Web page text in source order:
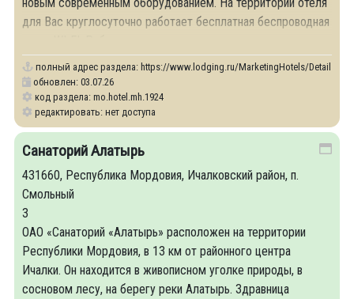
для Вас круглосуточно работает бесплатная беспроводная
полный адрес раздела: https://www.lodging.ru/MarketingHotels/Details/
обновлен: 03.07.26
код раздела: mo.hotel.mh.1924
редактировать: нет доступа
Санаторий Алатырь
431660, Республика Мордовия, Ичалковский район, п.
Смольный
3
ОАО «Санаторий «Алатырь» расположен на территории
Республики Мордовия, в 13 км от районного центра
Ичалки. Он находится в живописном уголке природы, в
сосновом лесу, на берегу реки Алатырь. Здравница